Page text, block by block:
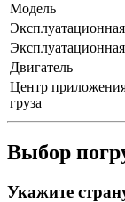
Модель
Двигатель
Центр
груза
Выбор
Укажите